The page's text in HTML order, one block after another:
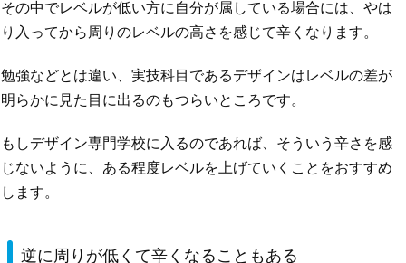
その中でレベルが低い方に自分が属している場合には、やは
り入ってから周りのレベルの高さを感じて辛くなります。
勉強などとは違い、実技科目であるデザインはレベルの差が
明らかに見た目に出るのもつらいところです。
もしデザイン専門学校に入るのであれば、そういう辛さを感
じないように、ある程度レベルを上げていくことをおすすめ
します。
逆に周りが低くて辛くなることもある